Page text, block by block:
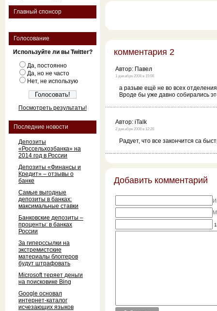
Главный спонсор
Голосование
Используйте ли вы Twitter?
Да, постоянно
Да, но не часто
Нет, не использую
Посмотреть результаты!
Последние новости
Депозиты
«Россельхозбанка» на
2014 год в России
Депозиты «Финансы и
Кредит» – отзывы о
банке
Самые выгодные
депозиты в банках:
максимальные ставки
Банковские депозиты –
проценты: в банках
России
За гиперссылки на
экстремистские
материалы блоггеров
будут штрафовать
Microsoft теряет деньги
на поисковике Bing
Google основал
интернет-каталог
исчезающих языков
комментария 2
Автор: Павел
1 декабря 2008 в 15:06
а разьве ещё не во всех
Вроде бы уже давно собирались
Автор: iTalk
2 декабря 2008 в 12:26
Радует, что все закончится са
Добавить комментарий